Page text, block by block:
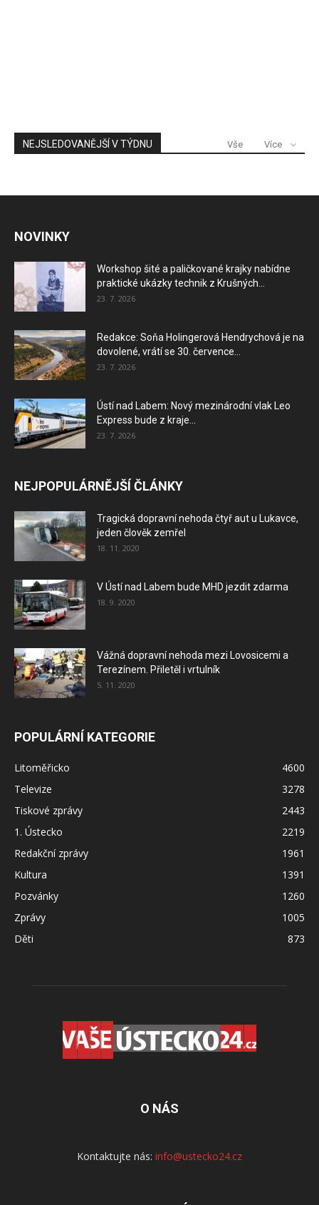
NEJSLEDOVANĚJŠÍ V TÝDNU Vše Více
NOVINKY
Workshop šité a paličkované krajky nabídne
praktické ukázky technik z Krušných...
23. 7. 2026
Redakce: Soňa Holingerová Hendrychová je na
dovolené, vrátí se 30. července...
23. 7. 2026
Ústí nad Labem: Nový mezinárodní vlak Leo
Express bude z kraje...
23. 7. 2026
NEJPOPULÁRNĚJŠÍ ČLÁNKY
Tragická dopravní nehoda čtyř aut u Lukavce,
jeden člověk zemřel
18. 11. 2020
V Ústí nad Labem bude MHD jezdit zdarma
18. 9. 2020
Vážná dopravní nehoda mezi Lovosicemi a
Terezínem. Přiletěl i vrtulník
5. 11. 2020
POPULÁRNÍ KATEGORIE
Litoměřicko
4600
Televize
3278
Tiskové zprávy
2443
1. Ústecko
2219
Redakční zprávy
1961
Kultura
1391
Pozvánky
1260
Zprávy
1005
Děti
873
O NÁS
Kontaktujte nás: info@ustecko24.cz